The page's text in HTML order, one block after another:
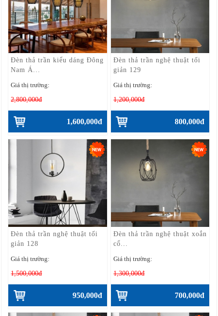
Đèn thả trần kiểu dáng Đông
Nam Á...
Giá thị trường:
2,800,000đ
1,600,000đ
Đèn thả trần nghệ thuật tối
giản 129
Giá thị trường:
1,200,000đ
800,000đ
Đèn thả trần nghệ thuật tối
giản 128
Giá thị trường:
1,500,000đ
950,000đ
Đèn thả trần nghệ thuật xoắn
cổ...
Giá thị trường:
1,300,000đ
700,000đ